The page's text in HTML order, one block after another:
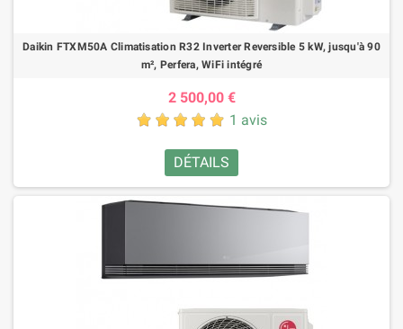
Daikin FTXM50A Climatisation R32 Inverter Reversible 5 kW, jusqu'à 90
m², Perfera, WiFi intégré
2 500,00 €
1 avis
DÉTAILS